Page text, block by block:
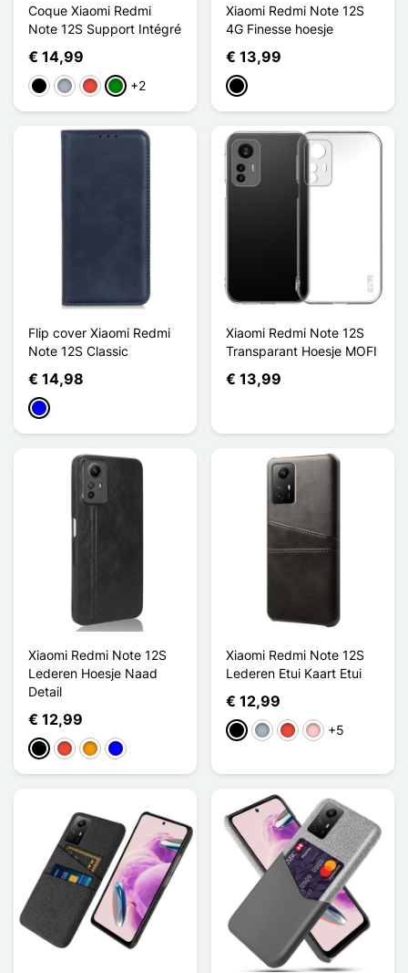
Coque Xiaomi Redmi
Note 12S Support Intégré
€ 14,99
ZwartGrijsRoodGroen
+2
Xiaomi Redmi Note 12S
4G Finesse hoesje
€ 13,99
Zwart
Flip cover Xiaomi Redmi
Note 12S Classic
€ 14,98
Blauw
Xiaomi Redmi Note 12S
Transparant Hoesje MOFI
€ 13,99
Xiaomi Redmi Note 12S
Lederen Hoesje Naad
Detail
€ 12,99
ZwartRoodOranjeBlauw
Xiaomi Redmi Note 12S
Lederen Etui Kaart Etui
€ 12,99
ZwartGrijsRoodRoze+5